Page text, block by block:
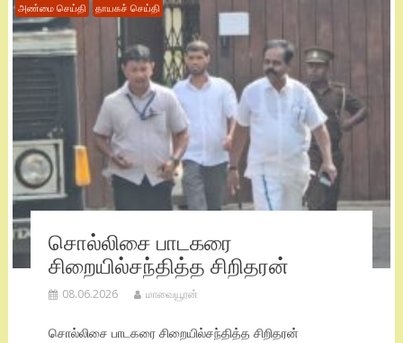
அண்மை செய்தி தாயகச் செய்தி
சொல்லிசை பாடகரை
சிறையில்சந்தித்த சிறிதரன்
08.06.2026 மாவையூரன்
சொல்லிசை பாடகரை சிறையில்சந்தித்த சிறிதரன்